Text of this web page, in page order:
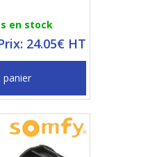
en stock
24.05€ HT